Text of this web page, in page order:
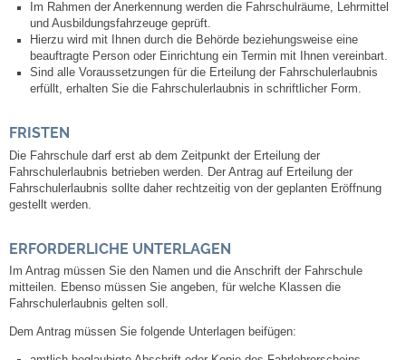
Leben
Bauen & Wohnen
Bodenrichtwerte
Bezirksschornsteinfeger
Laufende beschränkte Ausschreibungen
Bebauungspläne
Fortschreibung Flächennutzungsplan
Im Rahmen der Anerkennung werden die Fahrschulräume, Lehrmittel
und Ausbildungsfahrzeuge geprüft.
Hierzu wird mit Ihnen durch die Behörde beziehungsweise eine
beauftragte Person oder Einrichtung ein Termin mit Ihnen vereinbart.
Sind alle Voraussetzungen für die Erteilung der Fahrschulerlaubnis
erfüllt, erhalten Sie die Fahrschulerlaubnis in schriftlicher Form.
FRISTEN
Die Fahrschule darf erst ab dem Zeitpunkt der Erteilung der
Fahrschulerlaubnis betrieben werden. Der Antrag auf Erteilung der
Fahrschulerlaubnis sollte daher rechtzeitig von der geplanten Eröffnung
gestellt werden.
ERFORDERLICHE UNTERLAGEN
Im Antrag müssen Sie den Namen und die Anschrift der Fahrschule
mitteilen. Ebenso müssen Sie angeben, für welche Klassen die
Fahrschulerlaubnis gelten soll.
Dem Antrag müssen Sie folgende Unterlagen beifügen: